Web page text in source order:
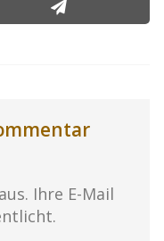
Ihre E-Mail